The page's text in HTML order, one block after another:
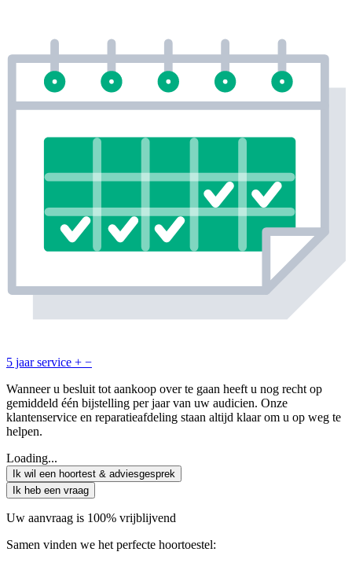
5 jaar service + −
Wanneer u besluit tot aankoop over te gaan heeft u nog recht op
gemiddeld één bijstelling per jaar van uw audicien. Onze
klantenservice en reparatieafdeling staan altijd klaar om u op weg te
helpen.
Loading...
Ik wil een hoortest & adviesgesprek
Ik heb een vraag
Uw aanvraag is 100% vrijblijvend
Samen vinden we het perfecte hoortoestel: